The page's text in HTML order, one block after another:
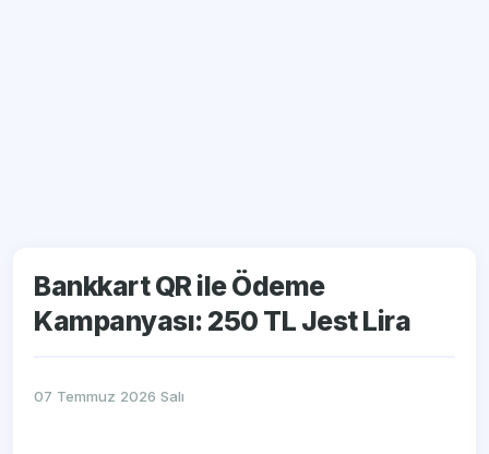
Bankkart QR ile Ödeme
Kampanyası: 250 TL Jest Lira
07 Temmuz 2026 Salı